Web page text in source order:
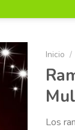
Inicio /
Los